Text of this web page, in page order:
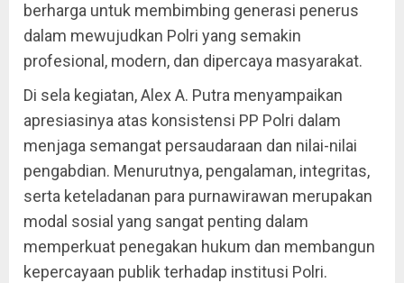
berharga untuk membimbing generasi penerus
dalam mewujudkan Polri yang semakin
profesional, modern, dan dipercaya masyarakat.
Di sela kegiatan, Alex A. Putra menyampaikan
apresiasinya atas konsistensi PP Polri dalam
menjaga semangat persaudaraan dan nilai-nilai
pengabdian. Menurutnya, pengalaman, integritas,
serta keteladanan para purnawirawan merupakan
modal sosial yang sangat penting dalam
memperkuat penegakan hukum dan membangun
kepercayaan publik terhadap institusi Polri.